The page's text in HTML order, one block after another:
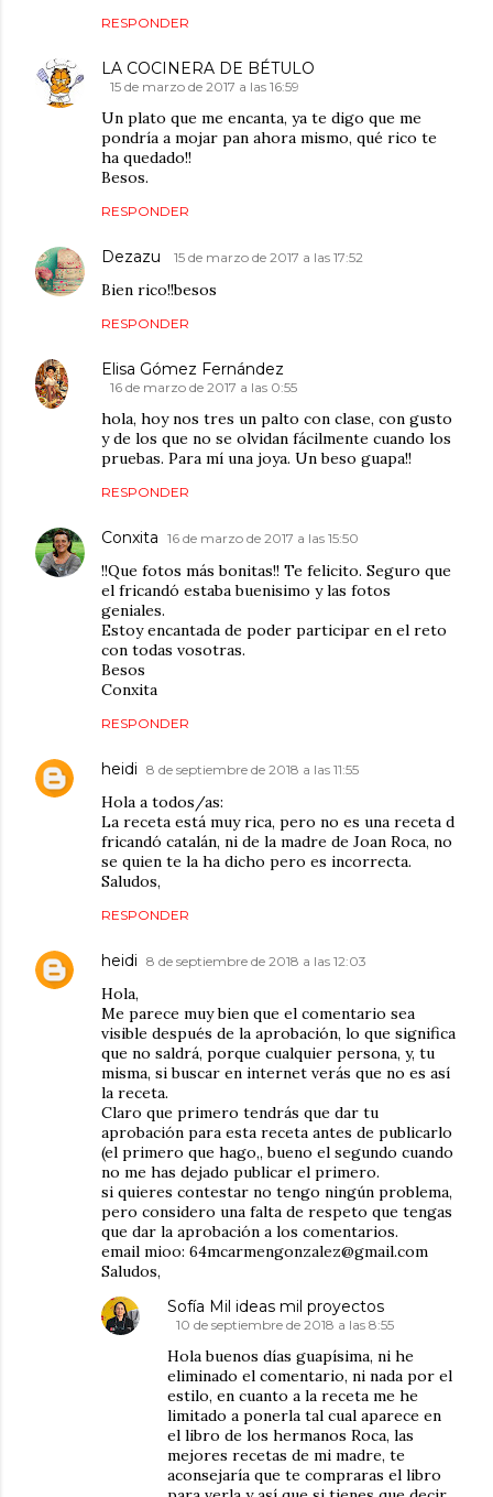
RESPONDER
LA COCINERA DE BÉTULO
15 de marzo de 2017 a las 16:59
Un plato que me encanta, ya te digo que me
pondría a mojar pan ahora mismo, qué rico te
ha quedado!!
Besos.
RESPONDER
Dezazu 15 de marzo de 2017 a las 17:52
Bien rico!!besos
RESPONDER
Elisa Gómez Fernández
16 de marzo de 2017 a las 0:55
hola, hoy nos tres un palto con clase, con gusto
y de los que no se olvidan fácilmente cuando los
pruebas. Para mí una joya. Un beso guapa!!
RESPONDER
Conxita 16 de marzo de 2017 a las 15:50
!!Que fotos más bonitas!! Te felicito. Seguro que
el fricandó estaba buenisimo y las fotos
geniales.
Estoy encantada de poder participar en el reto
con todas vosotras.
Besos
Conxita
RESPONDER
heidi 8 de septiembre de 2018 a las 11:55
Hola a todos/as:
La receta está muy rica, pero no es una receta d
fricandó catalán, ni de la madre de Joan Roca, no
se quien te la ha dicho pero es incorrecta.
Saludos,
RESPONDER
heidi 8 de septiembre de 2018 a las 12:03
Hola,
Me parece muy bien que el comentario sea
visible después de la aprobación, lo que significa
que no saldrá, porque cualquier persona, y, tu
misma, si buscar en internet verás que no es así
la receta.
Claro que primero tendrás que dar tu
aprobación para esta receta antes de publicarlo
(el primero que hago,, bueno el segundo cuando
no me has dejado publicar el primero.
si quieres contestar no tengo ningún problema,
pero considero una falta de respeto que tengas
que dar la aprobación a los comentarios.
email mioo: 64mcarmengonzalez@gmail.com
Saludos,
Sofía Mil ideas mil proyectos
10 de septiembre de 2018 a las 8:55
Hola buenos días guapísima, ni he
eliminado el comentario, ni nada por el
estilo, en cuanto a la receta me he
limitado a ponerla tal cual aparece en
el libro de los hermanos Roca, las
mejores recetas de mi madre, te
aconsejaría que te compraras el libro